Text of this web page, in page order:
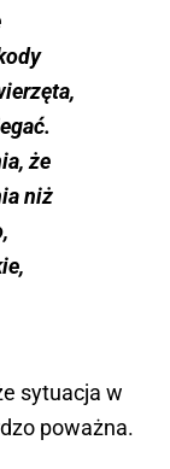
że
niż
sytuacja w
poważna.